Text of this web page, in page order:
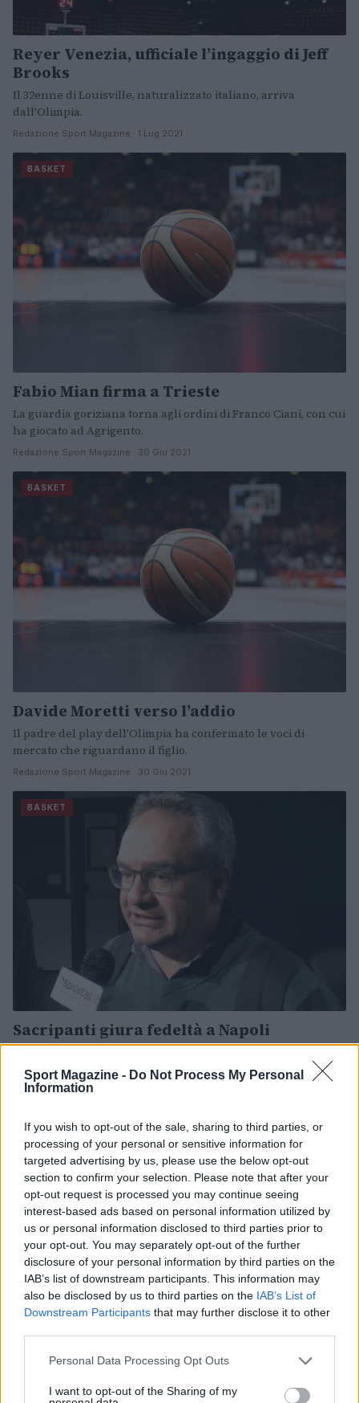
Sport Magazine - Do Not Process My Personal
Information
If you wish to opt-out of the sale, sharing to third parties, or
processing of your personal or sensitive information for
targeted advertising by us, please use the below opt-out
section to confirm your selection. Please note that after your
opt-out request is processed you may continue seeing
interest-based ads based on personal information utilized by
us or personal information disclosed to third parties prior to
your opt-out. You may separately opt-out of the further
disclosure of your personal information by third parties on the
IAB’s list of downstream participants. This information may
also be disclosed by us to third parties on the IAB’s List of
Downstream Participants that may further disclose it to other
Please note that this website/app uses one or more Google
not limited to your visit or usage behaviour. You may click to
Personal Data Processing Opt Outs
I want to opt-out of the Sharing of my
Reyer Venezia, ufficiale l’ingaggio di Jeff
Brooks
Il 32enne di Louisville, naturalizzato italiano, arriva
dall'Olimpia.
Redazione Sport Magazine · 1 Lug 2021
BASKET
Fabio Mian firma a Trieste
La guardia goriziana torna agli ordini di Franco Ciani, con cui
ha giocato ad Agrigento.
Redazione Sport Magazine · 30 Giu 2021
BASKET
Davide Moretti verso l’addio
Il padre del play dell'Olimpia ha confermato le voci di
mercato che riguardano il figlio.
Redazione Sport Magazine · 30 Giu 2021
BASKET
Sacripanti giura fedeltà a Napoli
anche in A1.
Redazione Sport Magazine · 29 Giu 2021
BASKET
protagonista”
La guardia piemontese si presenta a Brescia, dove è arrivato